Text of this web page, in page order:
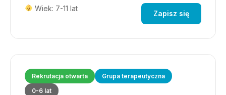
Wiek: 7-11 lat
Zapisz się
Rekrutacja otwarta
Grupa terapeutyczna
0-6 lat